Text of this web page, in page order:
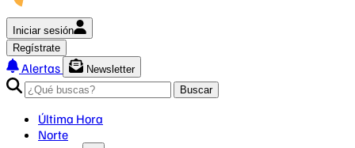
Iniciar sesión
Regístrate
Alertas
Newsletter
Buscar
Última Hora
Norte